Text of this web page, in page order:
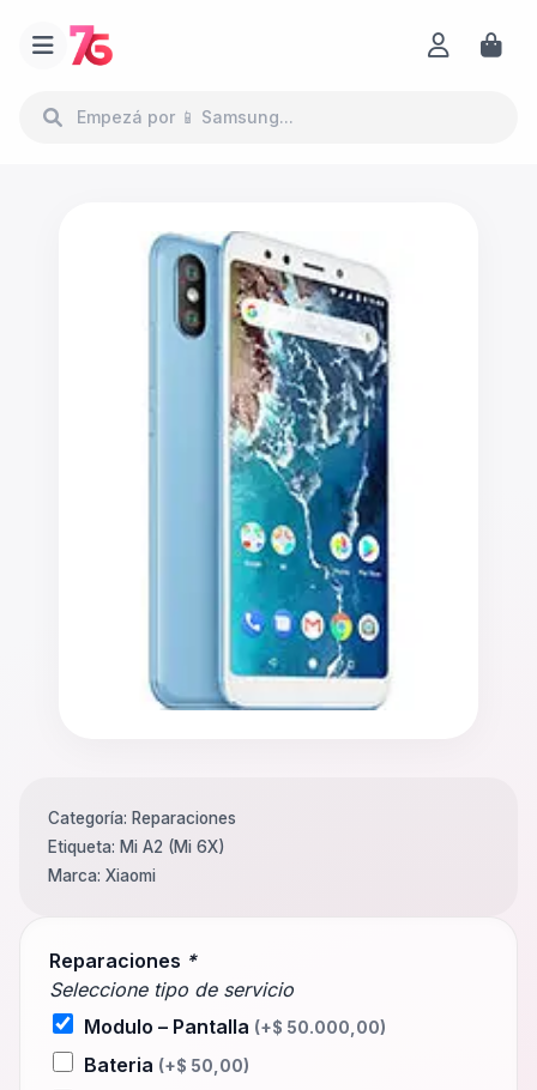
Reparaciones *
Seleccione tipo de servicio
Modulo – Pantalla (+$ 50.000,00)
Bateria (+$ 50,00)
Categoría: Reparaciones
Etiqueta: Mi A2 (Mi 6X)
Marca: Xiaomi